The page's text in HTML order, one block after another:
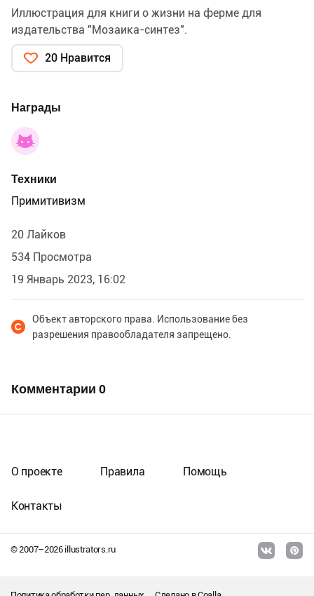
Иллюстрация для книги о жизни на ферме для
издательства "Мозаика-синтез".
20 Нравится
Награды
Техники
Примитивизм
20 Лайков
534 Просмотра
19 Январь 2023, 16:02
Объект авторского права. Использование без
разрешения правообладателя запрещено.
Комментарии 0
© 2007–2026illustrators.ru
О проекте Правила Помощь
Контакты